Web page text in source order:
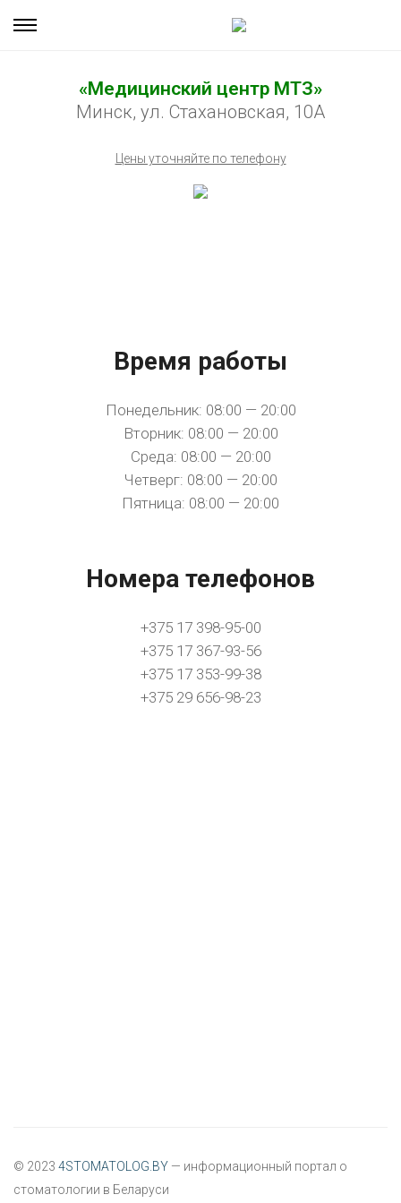
«Медицинский центр МТЗ»
Минск, ул. Стахановская, 10А
Цены уточняйте по телефону
Время работы
Понедельник: 08:00 — 20:00
Вторник: 08:00 — 20:00
Среда: 08:00 — 20:00
Четверг: 08:00 — 20:00
Пятница: 08:00 — 20:00
Номера телефонов
+375 17 398-95-00
+375 17 367-93-56
+375 17 353-99-38
+375 29 656-98-23
© 2023 4STOMATOLOG.BY — информационный портал о
стоматологии в Беларуси